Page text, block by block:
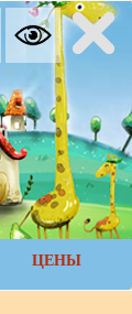
ЦЕНЫ